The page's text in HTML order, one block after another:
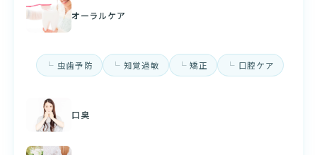
オーラルケア
虫歯予防 知覚過敏 矯正 口腔ケア
口臭